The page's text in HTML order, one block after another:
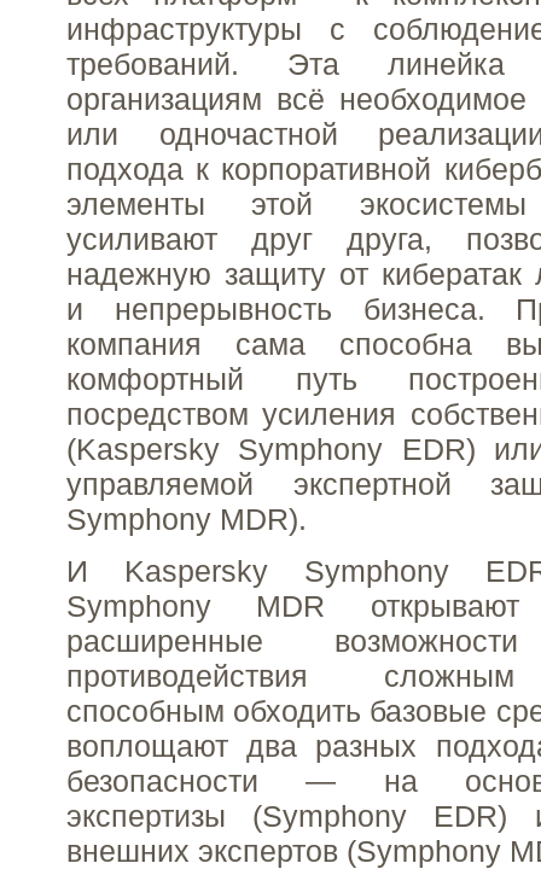
инфраструктуры с
требований. Эта
организациям всё
или одночастной
подхода к корпоративной
элементы этой
усиливают друг друга,
надежную защиту от
и непрерывность бизнеса.
компания сама способна
комфортный путь
посредством усиления
(Kaspersky Symphony EDR)
управляемой экспертной
Symphony MDR).
И Kaspersky Symphony
Symphony MDR
расширенные
противодействия сложным
способным обходить базовые
воплощают два разных
безопасности — на
экспертизы (Symphony
внешних экспертов (Symphony